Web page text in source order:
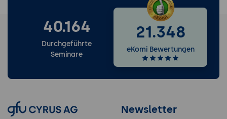
40.164
Durchgeführte
Seminare
21.348
eKomi Bewertungen
Newsletter